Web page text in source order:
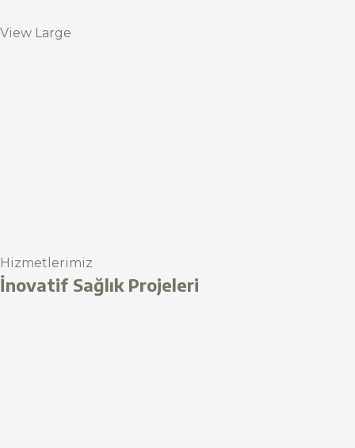
View Large
Hizmetlerimiz
İnovatif Sağlık Projeleri